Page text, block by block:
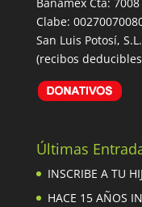
Banamex Cta:
Clabe:
San Luis Potosí,
(recibos
Últimas
INSCRIBE A TU
HACE 15 AÑOS